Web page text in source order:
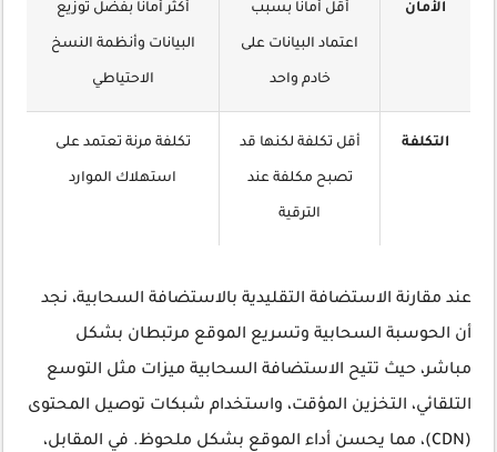
الأمان أقل أمانًا بسبب
اعتماد البيانات على
خادم واحد
أكثر أمانًا بفضل توزيع
البيانات وأنظمة النسخ
الاحتياطي
التكلفة أقل تكلفة لكنها قد
تصبح مكلفة عند
الترقية
تكلفة مرنة تعتمد على
استهلاك الموارد
عند مقارنة الاستضافة التقليدية بالاستضافة السحابية، نجد
أن الحوسبة السحابية وتسريع الموقع مرتبطان بشكل
مباشر، حيث تتيح الاستضافة السحابية ميزات مثل التوسع
التلقائي، التخزين المؤقت، واستخدام شبكات توصيل المحتوى
(CDN)، مما يحسن أداء الموقع بشكل ملحوظ. في المقابل،